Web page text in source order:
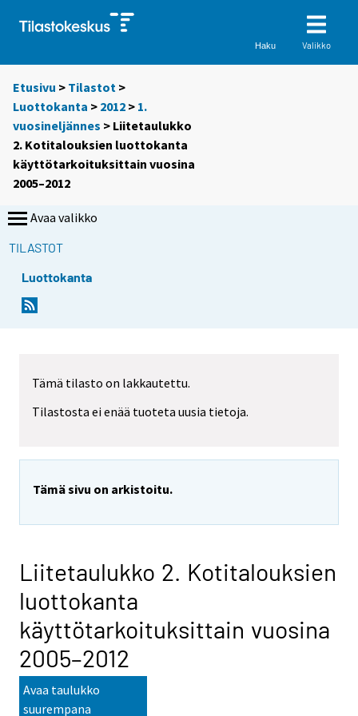
Haku Valikko
Etusivu > Tilastot >
Luottokanta > 2012 > 1.
vuosineljännes > Liitetaulukko
2. Kotitalouksien luottokanta
käyttötarkoituksittain vuosina
2005–2012
Avaa valikko
TILASTOT
Luottokanta
Tämä tilasto on lakkautettu.
Tilastosta ei enää tuoteta uusia tietoja.
Tämä sivu on arkistoitu.
Liitetaulukko 2. Kotitalouksien
luottokanta
käyttötarkoituksittain vuosina
2005–2012
Avaa taulukko
suurempana